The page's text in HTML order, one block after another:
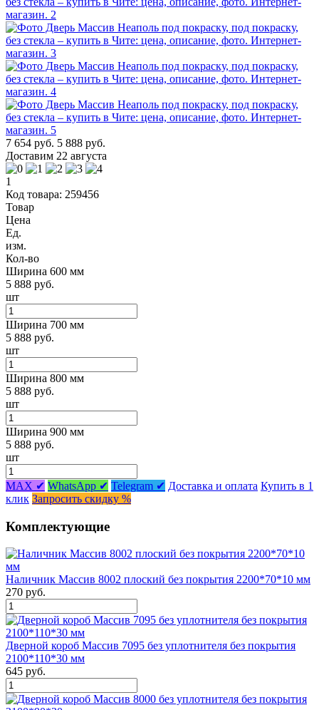
7 654 руб. 5 888 руб.
Доставим 22 августа
1
Код товара: 259456
Товар
Цена
Ед.
изм.
Кол-во
Ширина 600 мм
5 888 руб.
шт
Ширина 700 мм
5 888 руб.
шт
Ширина 800 мм
5 888 руб.
шт
Ширина 900 мм
5 888 руб.
шт
MAX ✔ WhatsApp ✔ Telegram ✔ Доставка и оплата Купить в 1
клик Запросить скидку %
Комплектующие
Наличник Массив 8002 плоский без покрытия 2200*70*10 мм
270 руб.
Дверной короб Массив 7095 без уплотнителя без покрытия
2100*110*30 мм
645 руб.